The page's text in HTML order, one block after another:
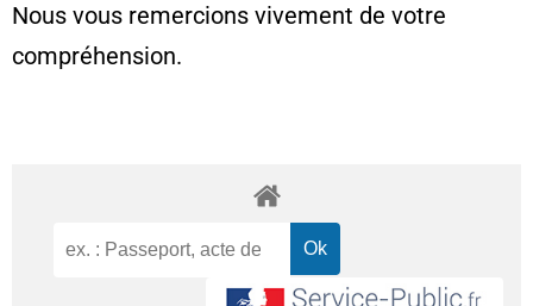
Nous vous remercions vivement de votre
compréhension.